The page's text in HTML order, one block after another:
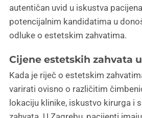
autentičan uvid u iskustva
potencijalnim kandidatima u
odluke o estetskim zahvatima.
Cijene estetskih zahvata
Kada je riječ o estetskim
varirati ovisno o različitim
lokaciju klinike, iskustvo kirurga i